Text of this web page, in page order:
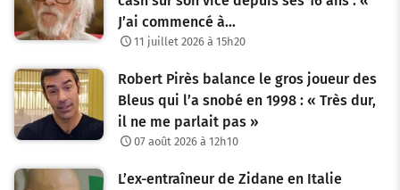
J’ai commencé à…
11 juillet 2026 à 15h20
Robert Pirès balance le gros joueur des
Bleus qui l’a snobé en 1998 : « Très dur,
il ne me parlait pas »
07 août 2026 à 12h10
L’ex-entraîneur de Zidane en Italie